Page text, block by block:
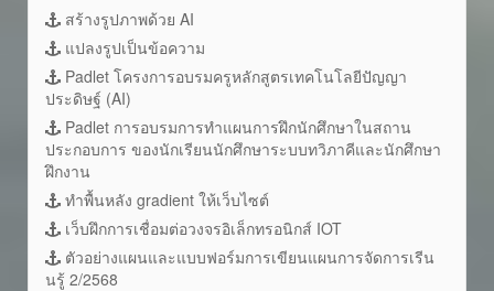
สร้างรูปภาพด้วย AI
แปลงรูปเป็นข้อความ
Padlet โครงการอบรมครูหลักสูตรเทคโนโลยีปัญญา
ประดิษฐ์ (AI)
Padlet การอบรมการทำแผนการฝึกนักศึกษาในสถาน
ประกอบการ ของนักเรียนนักศึกษาระบบทวิภาคีและนักศึกษา
ฝึกงาน
ทำพื้นหลัง gradient ให้เว็บไซต์
เว็บฝึกการเชื่อมต่อวงจรอิเล็กทรอนิกส์ IOT
ตัวอย่างแผนและแบบฟอร์มการเขียนแผนการจัดการเรีน
นรู้ 2/2568